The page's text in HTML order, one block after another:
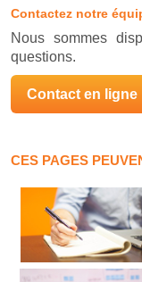
Contactez notre
Nous sommes
questions.
Contact en ligne
CES PAGES